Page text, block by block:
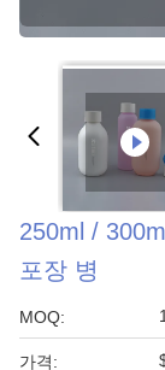
250ml /
포장 병
MOQ:
가격: